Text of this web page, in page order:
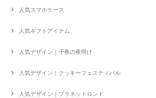
人気スマホケース
人気ギフトアイテム
人気デザイン｜千夜の夜明け
人気デザイン｜クッキーフェスティバル
人気デザイン｜プラネットロンド